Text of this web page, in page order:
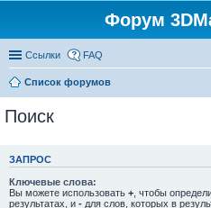
Форум
Ссылки FAQ
Список форумов
Поиск
ЗАПРОС
Ключевые слова:
Вы можете использовать + , чтобы
результатах, и - для слов, которых в